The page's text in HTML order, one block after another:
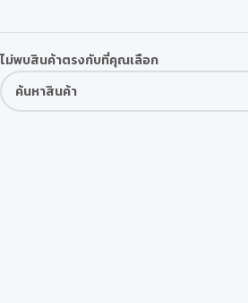
ไม่พบสินค้าตรงกับที่คุณเลือก